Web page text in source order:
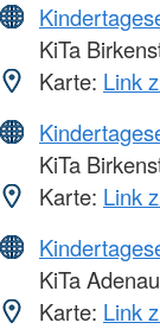
KiTa
Karte: Link
KiTa
Karte: Link
KiTa
Karte: Link